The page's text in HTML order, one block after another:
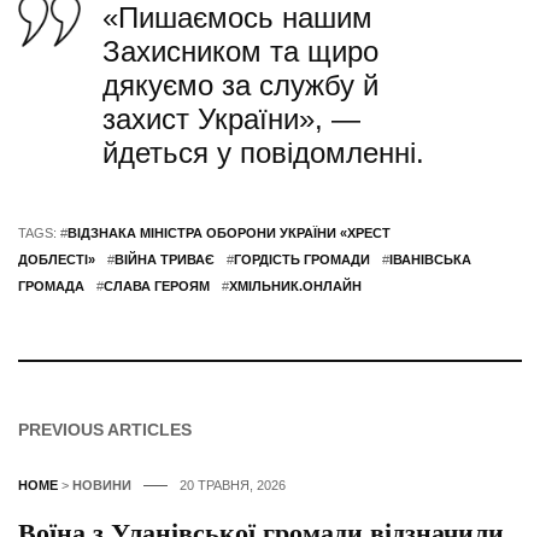
«Пишаємось нашим
Захисником та щиро
дякуємо за службу й
захист України», —
йдеться у повідомленні.
TAGS: #ВІДЗНАКА МІНІСТРА ОБОРОНИ УКРАЇНИ «ХРЕСТ
ДОБЛЕСТІ»
#ВІЙНА ТРИВАЄ #ГОРДІСТЬ ГРОМАДИ #ІВАНІВСЬКА
ГРОМАДА
#СЛАВА ГЕРОЯМ #ХМІЛЬНИК.ОНЛАЙН
PREVIOUS ARTICLES
HOME > НОВИНИ 20 ТРАВНЯ, 2026